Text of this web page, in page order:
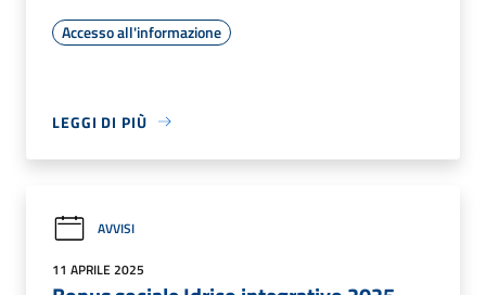
Accesso all'informazione
LEGGI DI PIÙ
AVVISI
11 APRILE 2025